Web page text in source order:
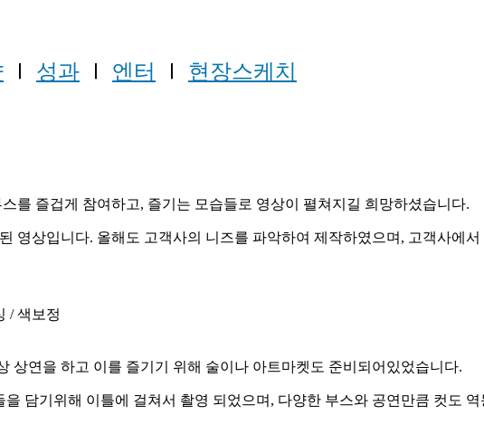
Ⅰ 성과 Ⅰ 엔터 Ⅰ 현장스케치
를 즐겁게 참여하고, 즐기는 모습들로 영상이 펼쳐지길 희망하셨습니다.
영상입니다. 올해도 고객사의 니즈를 파악하여 제작하였으며, 고객사에
/ 색보정
상연을 하고 이를 즐기기 위해 술이나 아트마켓도 준비되어있었습니다.
담기위해 이틀에 걸쳐서 촬영 되었으며, 다양한 부스와 공연만큼 컷도